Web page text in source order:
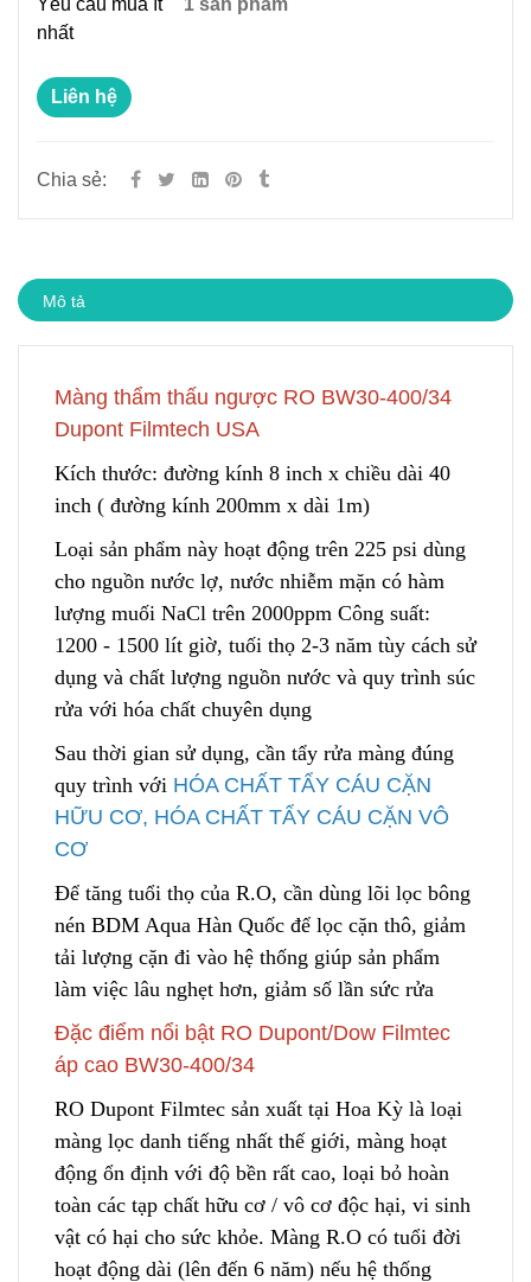
nhất
Liên hệ
Chia sẻ:
Mô tả
Màng thẩm thấu ngược RO BW30-400/34
Dupont Filmtech USA
Kích thước: đường kính 8 inch x chiều dài 40
inch ( đường kính 200mm x dài 1m)
Loại sản phẩm này hoạt động trên 225 psi dùng
cho nguồn nước lợ, nước nhiễm mặn có hàm
lượng muối NaCl trên 2000ppm Công suất:
1200 - 1500 lít giờ, tuối thọ 2-3 năm tùy cách sử
dụng và chất lượng nguồn nước và quy trình súc
rửa với hóa chất chuyên dụng
Sau thời gian sử dụng, cần tẩy rửa màng đúng
quy trình với HÓA CHẤT TẨY CÁU CẶN
HỮU CƠ, HÓA CHẤT TẨY CÁU CẶN VÔ
CƠ
Để tăng tuổi thọ của R.O, cần dùng lõi lọc bông
nén BDM Aqua Hàn Quốc để lọc cặn thô, giảm
tải lượng cặn đi vào hệ thống giúp sản phẩm
làm việc lâu nghẹt hơn, giảm số lần sức rửa
Đặc điểm nổi bật RO Dupont/Dow Filmtec
áp cao BW30-400/34
RO Dupont Filmtec sản xuất tại Hoa Kỳ là loại
màng lọc danh tiếng nhất thế giới, màng hoạt
động ổn định với độ bền rất cao, loại bỏ hoàn
toàn các tạp chất hữu cơ / vô cơ độc hại, vi sinh
vật có hại cho sức khỏe. Màng R.O có tuổi đời
hoạt động dài (lên đến 6 năm) nếu hệ thống